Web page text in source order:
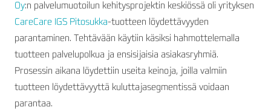
Oy:n palvelumuotoilun kehitysprojektin keskiössä oli yrityksen
CareCare IGS Pitosukka-tuotteen löydettävyyden
parantaminen. Tehtävään käytiin käsiksi hahmottelemalla
tuotteen palvelupolkua ja ensisijaisia asiakasryhmiä.
Prosessin aikana löydettiin useita keinoja, joilla valmiin
tuotteen löydettävyyttä kuluttajasegmentissä voidaan
parantaa.